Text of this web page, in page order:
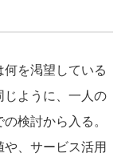
を渇望している
ように、一人の
検討から入る。
、サービス活用